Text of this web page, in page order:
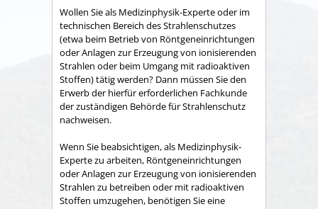
Wollen Sie als Medizinphysik-Experte oder im
technischen Bereich des Strahlenschutzes
(etwa beim Betrieb von Röntgeneinrichtungen
oder Anlagen zur Erzeugung von ionisierenden
Strahlen oder beim Umgang mit radioaktiven
Stoffen) tätig werden? Dann müssen Sie den
Erwerb der hierfür erforderlichen Fachkunde
der zuständigen Behörde für Strahlenschutz
nachweisen.
Wenn Sie beabsichtigen, als Medizinphysik-
Experte zu arbeiten, Röntgeneinrichtungen
oder Anlagen zur Erzeugung von ionisierenden
Strahlen zu betreiben oder mit radioaktiven
Stoffen umzugehen, benötigen Sie eine